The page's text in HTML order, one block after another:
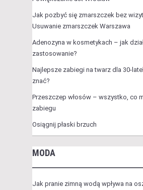
Jak pozbyć się zmarszczek bez
Usuwanie zmarszczek Warszawa
Adenozyna w kosmetykach – jak
zastosowanie?
Najlepsze zabiegi na twarz dla 30-
znać?
Przeszczep włosów – wszystko, co
zabiegu
Osiągnij płaski brzuch
MODA
Jak pranie zimną wodą wpływa na